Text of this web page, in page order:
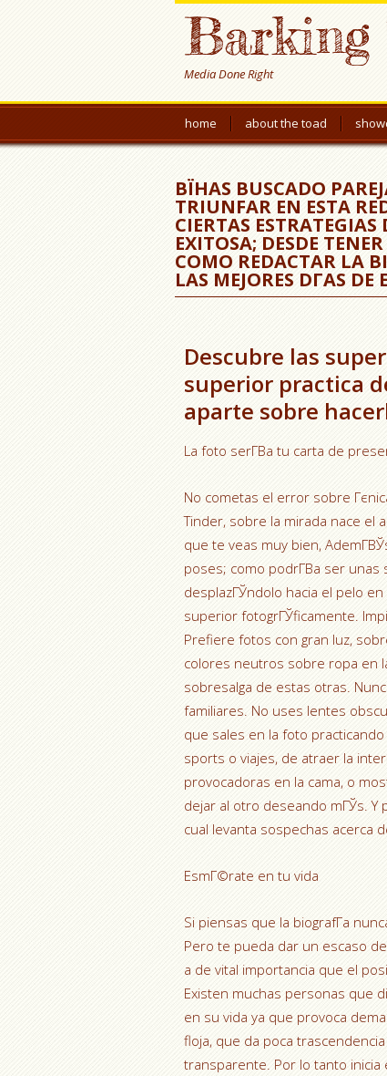
Barking
Media Done Right
home about the toad
ВЇHAS BUSCADO
TRIUNFAR EN ESTA
CIERTAS
EXITOSA; DESDE
COMO REDACTAR LA
LAS MEJORES DГ­AS
Descubre las
superior practica
aparte sobre
La foto serГ­В­a tu carta de
No cometas el error sobre
Tinder, sobre la mirada nace el
que te veas muy bien,
poses; como podrГ­В­a ser
desplazГЎndolo hacia el pelo
superior fotogrГЎficamente.
Prefiere fotos con gran luz,
colores neutros sobre ropa en
sobresalga de estas otras.
familiares. No uses lentes
que sales en la foto
sports o viajes, de atraer la
provocadoras en la cama, o
dejar al otro deseando mГЎs.
cual levanta sospechas acerca
EsmГ©rate en tu vida
Si piensas que la biografГ­a
Pero te pueda dar un escaso
a de vital importancia que el
Existen muchas personas que
en su vida ya que provoca
floja, que da poca
transparente. Por lo tanto inicia